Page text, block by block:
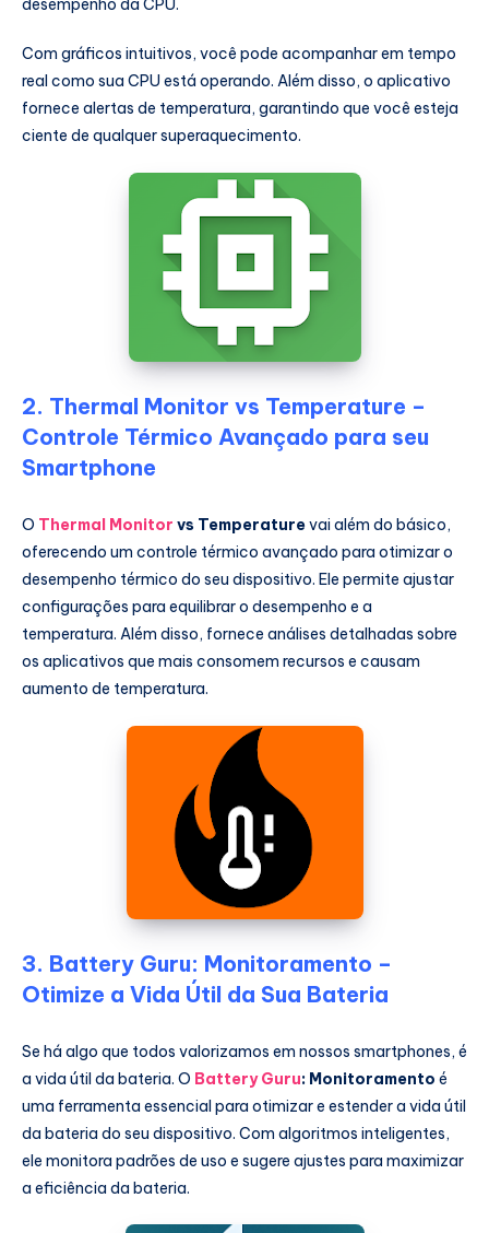
Com gráficos intuitivos, você pode acompanhar em tempo
real como sua CPU está operando. Além disso, o aplicativo
fornece alertas de temperatura, garantindo que você esteja
ciente de qualquer superaquecimento.
2. Thermal Monitor vs Temperature –
Controle Térmico Avançado para seu
Smartphone
O Thermal Monitor vs Temperaturevai além do básico,
oferecendo um controle térmico avançado para otimizar o
desempenho térmico do seu dispositivo. Ele permite ajustar
configurações para equilibrar o desempenho e a
temperatura. Além disso, fornece análises detalhadas sobre
os aplicativos que mais consomem recursos e causam
aumento de temperatura.
3. Battery Guru: Monitoramento –
Otimize a Vida Útil da Sua Bateria
Se há algo que todos valorizamos em nossos smartphones, é
a vida útil da bateria. O Battery Guru: Monitoramento é
uma ferramenta essencial para otimizar e estender a vida útil
da bateria do seu dispositivo. Com algoritmos inteligentes,
ele monitora padrões de uso e sugere ajustes para maximizar
a eficiência da bateria.